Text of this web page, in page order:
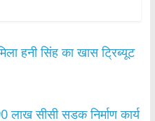
हनी सिंह का खास ट्रिब्यूट
लाख सीसी सडक निर्माण कार्य